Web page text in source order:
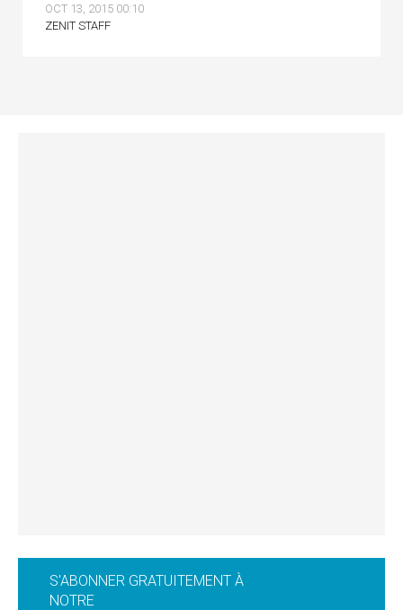
OCT 13, 2015 00:10
ZENIT STAFF
S'ABONNER GRATUITEMENT À
NOTRE